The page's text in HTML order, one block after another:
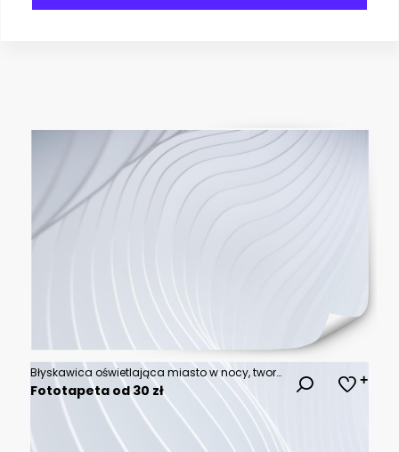
Błyskawica oświetlająca miasto w nocy, tworząca widok pełen energii i kontrastu. Mroczne niebo i błyskawice nadają dynamiczny i dramatyczny charakter nocnemu życiu miasta.
Fototapeta od 30 zł